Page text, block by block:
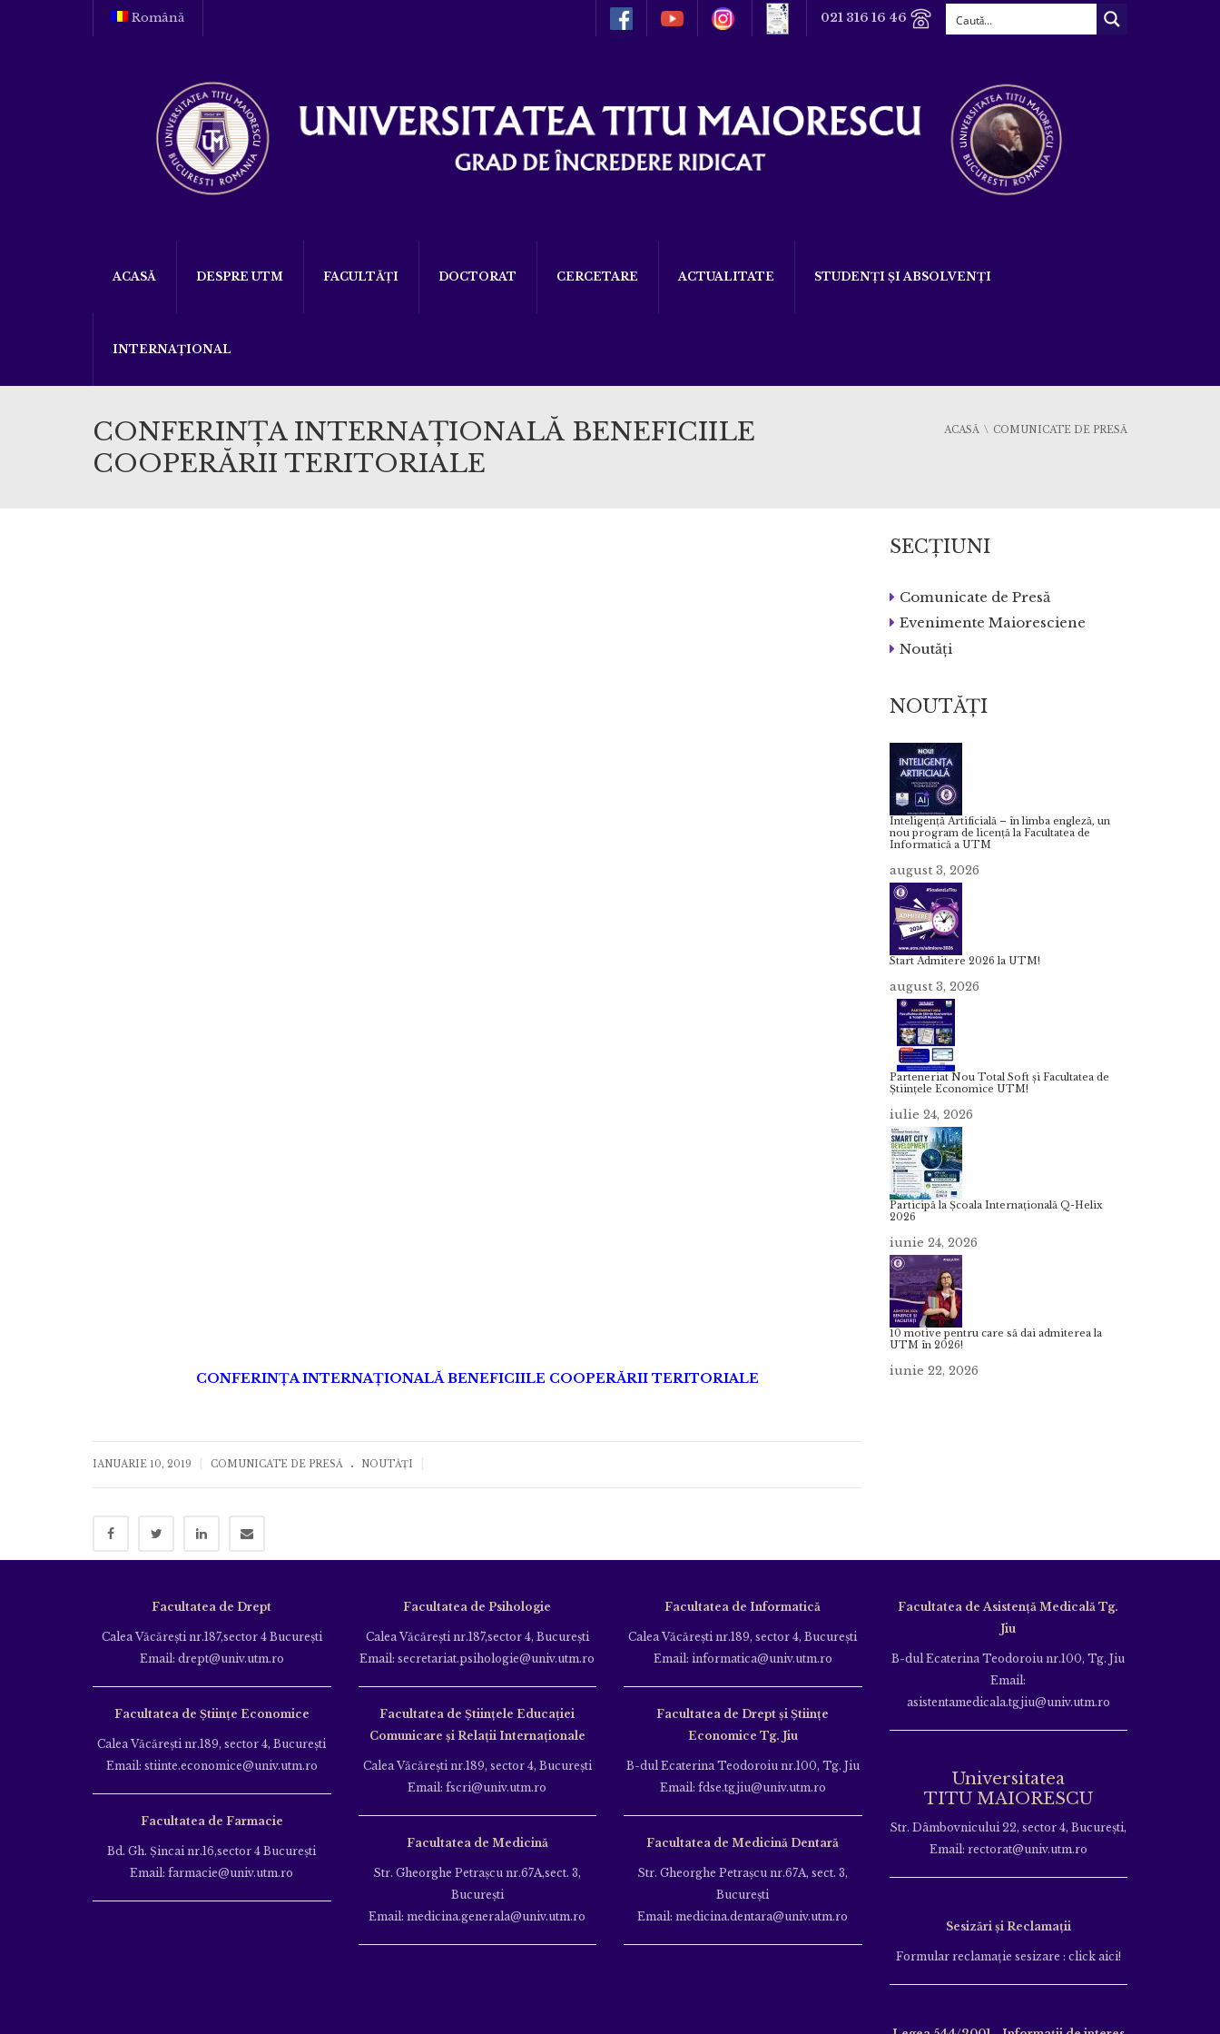
Română 021 316 16 46
ACASĂ DESPRE UTM FACULTĂȚI DOCTORAT CERCETARE ACTUALITATE STUDENȚI ȘI ABSOLVENȚI
INTERNAȚIONAL
CONFERINȚA INTERNAȚIONALĂ BENEFICIILE
COOPERĂRII TERITORIALE
ACASĂ COMUNICATE DE PRESĂ
CONFERINȚA INTERNAȚIONALĂ BENEFICIILE COOPERĂRII TERITORIALE
IANUARIE 10, 2019 COMUNICATE DE PRESĂ . NOUTĂȚI
SECȚIUNI
Comunicate de Presă
Evenimente Maioresciene
Noutăți
NOUTĂȚI
Inteligență Artificială – în limba engleză, un
nou program de licență la Facultatea de
Informatică a UTM
august 3, 2026
Start Admitere 2026 la UTM!
august 3, 2026
Parteneriat Nou Total Soft și Facultatea de
Științele Economice UTM!
iulie 24, 2026
Participă la Școala Internațională Q-Helix
2026
iunie 24, 2026
10 motive pentru care să dai admiterea la
UTM în 2026!
iunie 22, 2026
Facultatea de Drept
Calea Văcăreşti nr.187,sector 4 Bucureşti
Email: drept@univ.utm.ro
Facultatea de Științe Economice
Calea Văcăreşti nr.189, sector 4, Bucureşti
Email: stiinte.economice@univ.utm.ro
Facultatea de Farmacie
Bd. Gh. Şincai nr.16,sector 4 Bucureşti
Email: farmacie@univ.utm.ro
Facultatea de Psihologie
Calea Văcăreşti nr.187,sector 4, Bucureşti
Email: secretariat.psihologie@univ.utm.ro
Facultatea de Ştiinţele Educației
Comunicare și Relații Internaționale
Calea Văcăreşti nr.189, sector 4, Bucureşti
Email: fscri@univ.utm.ro
Facultatea de Medicină
Str. Gheorghe Petraşcu nr.67A,sect. 3,
Bucureşti
Email: medicina.generala@univ.utm.ro
Facultatea de Informatică
Calea Văcăreşti nr.189, sector 4, Bucureşti
Email: informatica@univ.utm.ro
Facultatea de Drept și Științe
Economice Tg. Jiu
B-dul Ecaterina Teodoroiu nr.100, Tg. Jiu
Email: fdse.tgjiu@univ.utm.ro
Facultatea de Medicină Dentară
Str. Gheorghe Petraşcu nr.67A, sect. 3,
Bucureşti
Email: medicina.dentara@univ.utm.ro
Facultatea de Asistență Medicală Tg.
Jiu
B-dul Ecaterina Teodoroiu nr.100, Tg. Jiu
Email:
asistentamedicala.tgjiu@univ.utm.ro
Universitatea
TITU MAIORESCU
Str. Dâmbovnicului 22, sector 4, București,
Email: rectorat@univ.utm.ro
Sesizări și Reclamații
Formular reclamație sesizare : click aici!